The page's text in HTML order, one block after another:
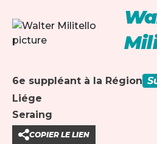
6e suppléant à la Région
Liége
Seraing
COPIER LE LIEN